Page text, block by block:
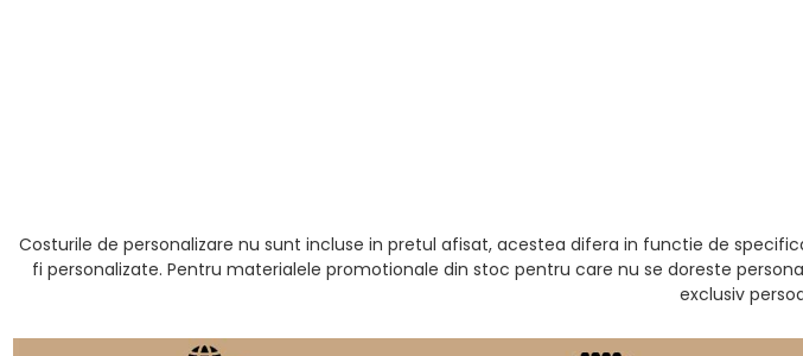
Costurile de personalizare nu sunt incluse in pretul afisat, acestea difera in functie de
fi personalizate. Pentru materialele promotionale din stoc pentru care nu se doreste
exclusiv